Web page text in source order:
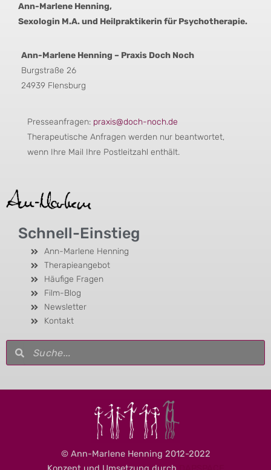
Ann-Marlene Henning,
Sexologin M.A. und Heilpraktikerin für Psychotherapie.
Ann-Marlene Henning – Praxis Doch Noch
Burgstraße 26
24939 Flensburg
Presseanfragen: praxis@doch-noch.de
Therapeutische Anfragen werden nur beantwortet,
wenn Ihre Mail Ihre Postleitzahl enthält.
Schnell-Einstieg
Ann-Marlene Henning
Therapieangebot
Häufige Fragen
Film-Blog
Newsletter
Kontakt
SucheSuche
© Ann-Marlene Henning 2012-2022